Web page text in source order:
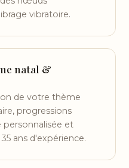
vibratoire.
natal &
de votre thème
progressions
personnalisée et
ans d'expérience.